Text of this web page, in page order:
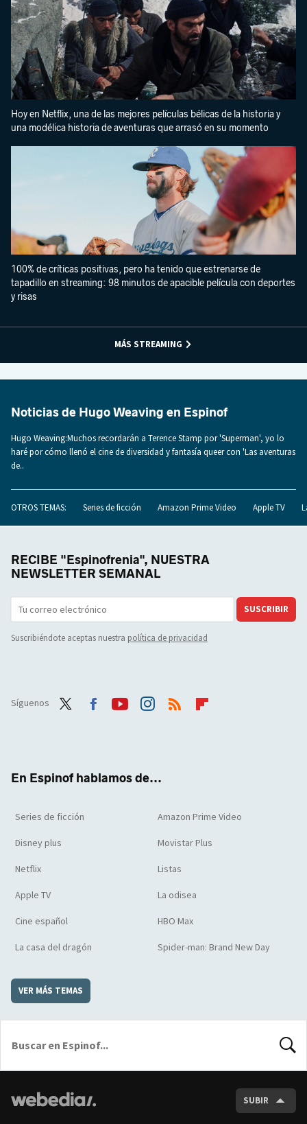
Hoy en Netflix, una de las mejores películas bélicas de la historia y
una modélica historia de aventuras que arrasó en su momento
100% de críticas positivas, pero ha tenido que estrenarse de
tapadillo en streaming: 98 minutos de apacible película con deportes
y risas
MÁS STREAMING
Noticias de Hugo Weaving en Espinof
Hugo Weaving:Muchos recordarán a Terence Stamp por 'Superman', yo lo
haré por cómo llenó el cine de diversidad y fantasía queer con 'Las aventuras
de..
OTROS TEMAS: Series de ficción Amazon Prime Video Apple TV
RECIBE "Espinofrenia", NUESTRA
NEWSLETTER SEMANAL
SUSCRIBIR
Suscribiéndote aceptas nuestra política de privacidad
Síguenos
En Espinof hablamos de...
Series de ficción Amazon Prime Video
Disney plus Movistar Plus
Netflix Listas
Apple TV La odisea
Cine español HBO Max
La casa del dragón Spider-man: Brand New Day
VER MÁS TEMAS
SUBIR